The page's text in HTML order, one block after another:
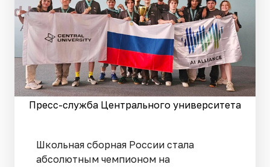
Пресс-служба Центрального университета
Школьная сборная России стала
абсолютным чемпионом на